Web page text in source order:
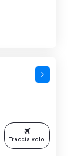
Traccia volo